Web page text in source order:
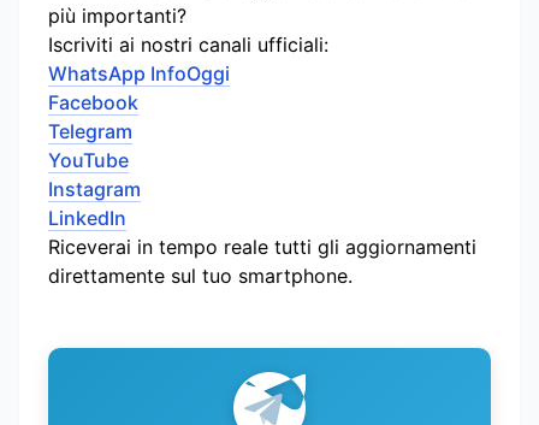
più importanti?
Iscriviti ai nostri canali ufficiali:
WhatsApp InfoOggi
Facebook
Telegram
YouTube
Instagram
LinkedIn
Riceverai in tempo reale tutti gli aggiornamenti
direttamente sul tuo smartphone.